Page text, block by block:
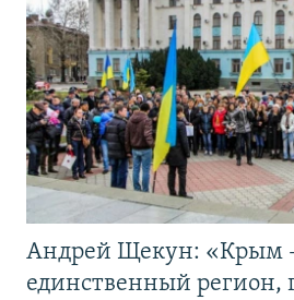
Андрей Щекун: «Крым
единственный регион,